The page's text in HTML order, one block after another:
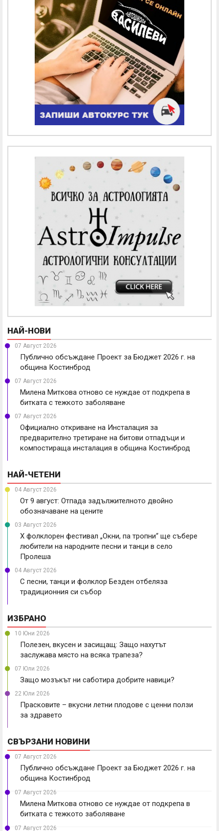
НАЙ-НОВИ
07 Август 2026
Публично обсъждане Проект за Бюджет 2026 г. на
община Костинброд
07 Август 2026
Милена Миткова отново се нуждае от подкрепа в
битката с тежкото заболяване
07 Август 2026
Официално откриване на Инсталация за
предварително третиране на битови отпадъци и
компостираща инсталация в община Костинброд
НАЙ-ЧЕТЕНИ
04 Август 2026
От 9 август: Отпада задължителното двойно
обозначаване на цените
03 Август 2026
X фолклорен фестивал „Окни, па тропни“ ще събере
любители на народните песни и танци в село
Пролеша
04 Август 2026
С песни, танци и фолклор Безден отбеляза
традиционния си събор
ИЗБРАНО
10 Юни 2026
Полезен, вкусен и засищащ: Защо нахутът
заслужава място на всяка трапеза?
07 Юли 2026
Защо мозъкът ни саботира добрите навици?
22 Юли 2026
Прасковите – вкусни летни плодове с ценни ползи
за здравето
СВЪРЗАНИ НОВИНИ
07 Август 2026
Публично обсъждане Проект за Бюджет 2026 г. на
община Костинброд
07 Август 2026
Милена Миткова отново се нуждае от подкрепа в
битката с тежкото заболяване
07 Август 2026